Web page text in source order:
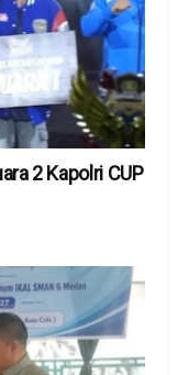
2 Kapolri CUP